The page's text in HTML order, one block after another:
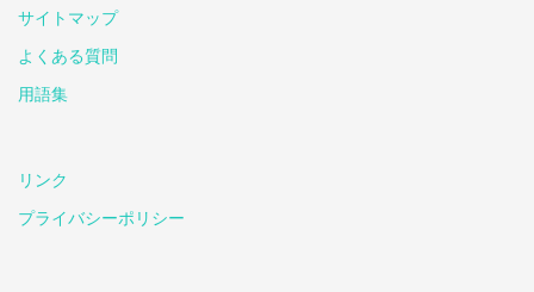
サイトマップ
よくある質問
用語集
リンク
プライバシーポリシー